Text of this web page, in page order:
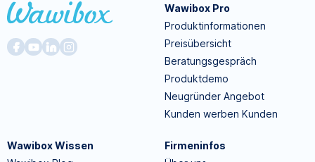
Wawibox Pro
Produktinformationen
Preisübersicht
Beratungsgespräch
Produktdemo
Neugründer Angebot
Kunden werben Kunden
Wawibox Wissen
Firmeninfos